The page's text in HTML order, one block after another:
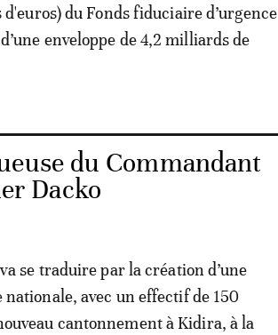
du Fonds fiduciaire d’urgence
enveloppe de 4,2 milliards de
du Commandant
Dacko
se traduire par la création d’une
avec un effectif de 150
cantonnement à Kidira, à la